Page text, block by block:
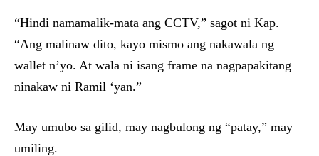
“Hindi namamalik-mata ang CCTV,” sagot ni Kap.
“Ang malinaw dito, kayo mismo ang nakawala ng
wallet n’yo. At wala ni isang frame na nagpapakitang
ninakaw ni Ramil ‘yan.”
May umubo sa gilid, may nagbulong ng “patay,” may
umiling.